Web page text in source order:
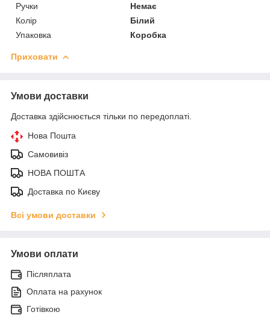
Ручки
Немає
Колір
Білий
Упаковка
Коробка
Приховати
Умови доставки
Доставка здійснюється тільки по передоплаті.
Нова Пошта
Самовивіз
НОВА ПОШТА
Доставка по Києву
Всі умови доставки
Умови оплати
Післяплата
Оплата на рахунок
Готівкою